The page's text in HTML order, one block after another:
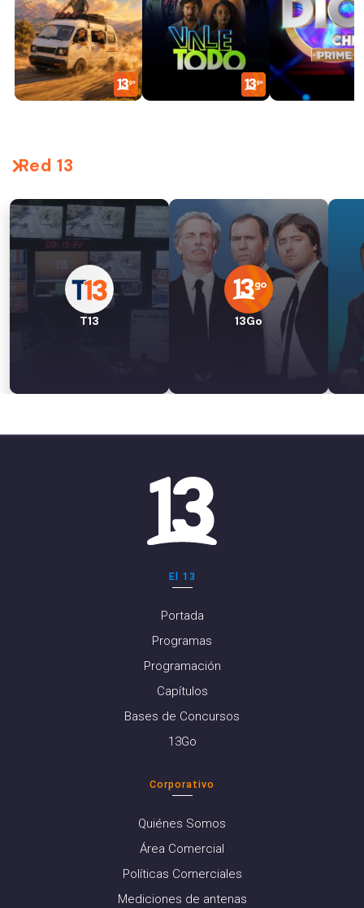
Red 13
T13 13Go
El 13
Portada
Programas
Programación
Capítulos
Bases de Concursos
13Go
Corporativo
Quiénes Somos
Área Comercial
Políticas Comerciales
Mediciones de antenas